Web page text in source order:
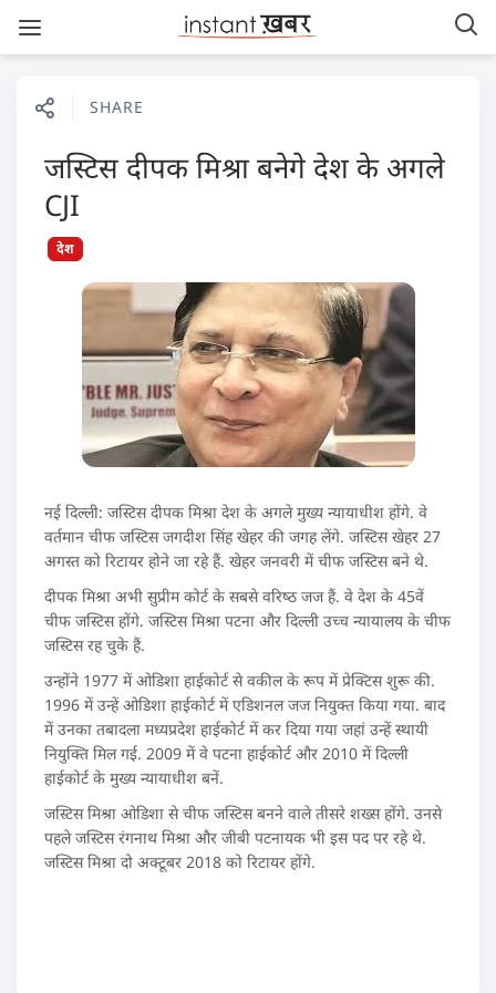
SHARE
जस्टिस दीपक मिश्रा बनेगे देश के अगले
CJI
देश
नई दिल्ली: जस्टिस दीपक मिश्रा देश के अगले मुख्‍य न्‍यायाधीश होंगे. वे
वर्तमान चीफ जस्टिस जगदीश सिंह खेहर की जगह लेंगे. जस्टिस खेहर 27
अगस्‍त को रिटायर होने जा रहे हैं. खेहर जनवरी में चीफ जस्टिस बने थे.
दीपक मिश्रा अभी सुप्रीम कोर्ट के सबसे वरिष्‍ठ जज हैं. वे देश के 45वें
चीफ जस्टिस होंगे. जस्टिस मिश्रा पटना और दिल्‍ली उच्‍च न्‍यायालय के चीफ
जस्टिस रह चुके हैं.
उन्‍होंने 1977 में ओडिशा हाईकोर्ट से वकील के रूप में प्रेक्टिस शुरू की.
1996 में उन्‍हें ओडिशा हाईकोर्ट में एडिशनल जज नियुक्‍त किया गया. बाद
में उनका तबादला मध्‍यप्रदेश हाईकोर्ट में कर दिया गया जहां उन्‍हें स्‍थायी
नियुक्ति मिल गई. 2009 में वे पटना हाईकोर्ट और 2010 में दिल्‍ली
हाईकोर्ट के मुख्‍य न्‍यायाधीश बनें.
जस्टिस मिश्रा ओडिशा से चीफ जस्टिस बनने वाले तीसरे शख्‍स होंगे. उनसे
पहले जस्टिस रंगनाथ मिश्रा और जीबी पटनायक भी इस पद पर रहे थे.
जस्टिस मिश्रा दो अक्‍टूबर 2018 को रिटायर होंगे.